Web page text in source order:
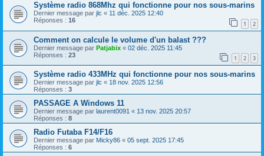
Système radio 868Mhz qui fonctionne pour nos sous-marins
Dernier message par jlc « 11 déc. 2025 12:40
Réponses : 16 1 2
Comment on calcule le volume d'un balast ???
Dernier message par Patjabix « 02 déc. 2025 11:45
Réponses : 23 1 2 3
Système radio 433MHz qui fonctionne pour nos sous-marins
Dernier message par jlc « 18 nov. 2025 12:56
Réponses : 3
PASSAGE A Windows 11
Dernier message par laurent0091 « 13 nov. 2025 20:57
Réponses : 8
Radio Futaba F14/F16
Dernier message par Micky86 « 05 sept. 2025 17:45
Réponses : 6